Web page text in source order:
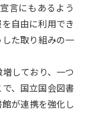
ト号特集ページ
ムから探す
言にもあるよう
自由に利用でき
た取り組みの一
しており、一つ
、国立国会図書
が連携を強化し